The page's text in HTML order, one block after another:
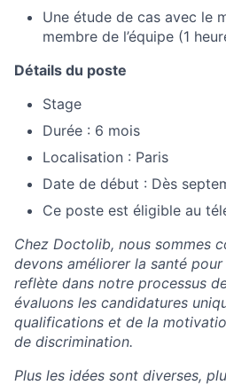
Une étude de cas avec le
membre de l’équipe (1
Détails du poste
Stage
Durée : 6 mois
Localisation : Paris
Date de début : Dès
Ce poste est éligible au
Chez Doctolib, nous sommes
devons améliorer la santé
reflète dans notre processus
évaluons les candidatures
qualifications et de la
de discrimination.
Plus les idées sont diverses,